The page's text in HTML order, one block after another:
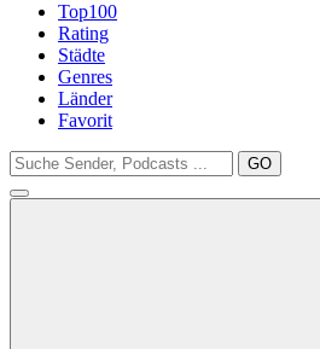
Top100
Rating
Städte
Genres
Länder
Favorit
GO